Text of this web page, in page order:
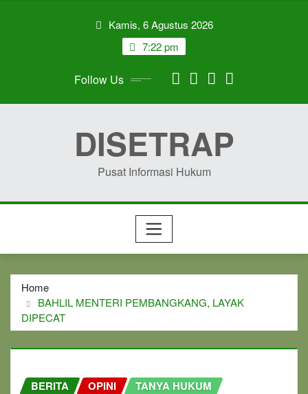
Kamis, 6 Agustus 2026
7:22 pm
Follow Us
DISETRAP
Pusat Informasi Hukum
Home
BAHLIL MENTERI PEMBANGKANG, LAYAK
DIPECAT
BERITA OPINI TANYA HUKUM